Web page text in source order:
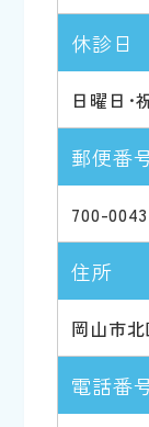
休診日
日曜日･
郵便番
700-0043
住所
岡山市
電話番